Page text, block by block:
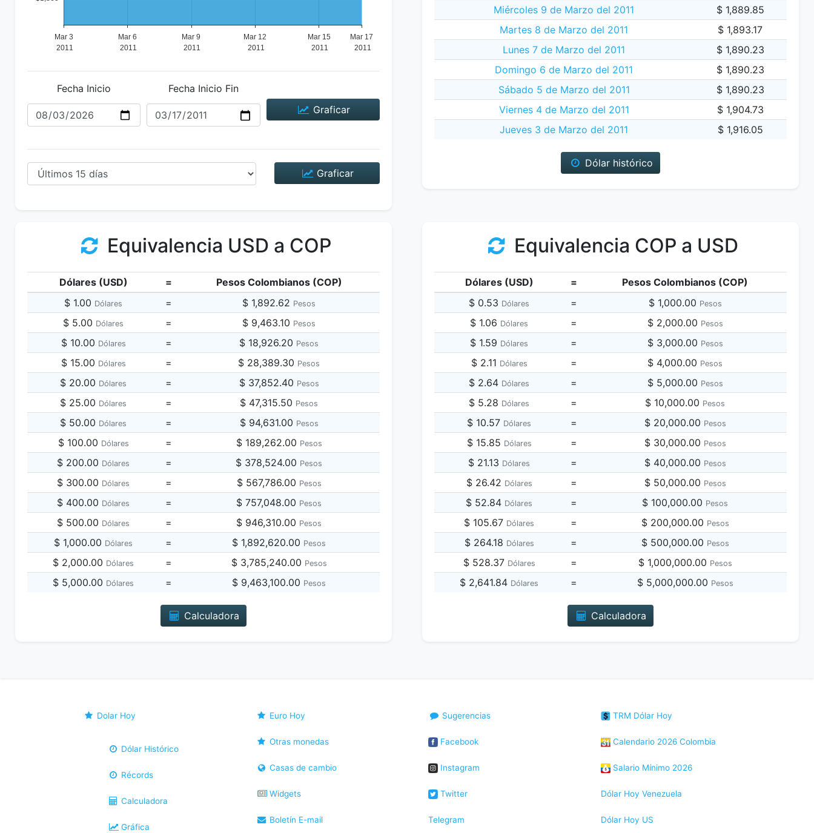
Fecha Inicio
Fecha Inicio Fin
Graficar
Graficar
Miércoles 9 de Marzo del 2011
$ 1,889.85
Martes 8 de Marzo del 2011
$ 1,893.17
Lunes 7 de Marzo del 2011
$ 1,890.23
Domingo 6 de Marzo del 2011
$ 1,890.23
Sábado 5 de Marzo del 2011
$ 1,890.23
Viernes 4 de Marzo del 2011
$ 1,904.73
Jueves 3 de Marzo del 2011
$ 1,916.05
Dólar histórico
Equivalencia USD a COP
Dólares (USD) =
Pesos Colombianos (COP)
$ 1.00 Dólares = $ 1,892.62 Pesos
$ 5.00 Dólares = $ 9,463.10 Pesos
$ 10.00 Dólares = $ 18,926.20 Pesos
$ 15.00 Dólares = $ 28,389.30 Pesos
$ 20.00 Dólares = $ 37,852.40 Pesos
$ 25.00 Dólares = $ 47,315.50 Pesos
$ 50.00 Dólares = $ 94,631.00 Pesos
$ 100.00 Dólares = $ 189,262.00 Pesos
$ 200.00 Dólares = $ 378,524.00 Pesos
$ 300.00 Dólares = $ 567,786.00 Pesos
$ 400.00 Dólares = $ 757,048.00 Pesos
$ 500.00 Dólares = $ 946,310.00 Pesos
$ 1,000.00 Dólares = $ 1,892,620.00 Pesos
$ 2,000.00 Dólares = $ 3,785,240.00 Pesos
$ 5,000.00 Dólares = $ 9,463,100.00 Pesos
Calculadora
Equivalencia COP a USD
Dólares (USD) =
Pesos Colombianos (COP)
$ 0.53 Dólares = $ 1,000.00 Pesos
$ 1.06 Dólares = $ 2,000.00 Pesos
$ 1.59 Dólares = $ 3,000.00 Pesos
$ 2.11 Dólares = $ 4,000.00 Pesos
$ 2.64 Dólares = $ 5,000.00 Pesos
$ 5.28 Dólares = $ 10,000.00 Pesos
$ 10.57 Dólares = $ 20,000.00 Pesos
$ 15.85 Dólares = $ 30,000.00 Pesos
$ 21.13 Dólares = $ 40,000.00 Pesos
$ 26.42 Dólares = $ 50,000.00 Pesos
$ 52.84 Dólares = $ 100,000.00 Pesos
$ 105.67 Dólares = $ 200,000.00 Pesos
$ 264.18 Dólares = $ 500,000.00 Pesos
$ 528.37 Dólares = $ 1,000,000.00 Pesos
$ 2,641.84 Dólares = $ 5,000,000.00 Pesos
Calculadora
Dolar Hoy
Dólar Histórico
Récords
Calculadora
Gráfica
Euro Hoy
Otras monedas
Casas de cambio
Widgets
Boletín E-mail
Sugerencias
Facebook
Instagram
Twitter
Telegram
TRM Dólar Hoy
Calendario 2026 Colombia
Salario Mínimo 2026
Dólar Hoy Venezuela
Dólar Hoy US